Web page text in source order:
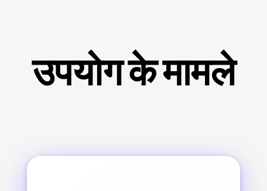
उपयोग के मामले